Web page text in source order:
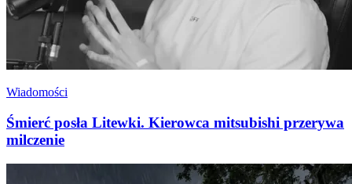
Wiadomości
Śmierć posła Litewki. Kierowca mitsubishi przerywa
milczenie